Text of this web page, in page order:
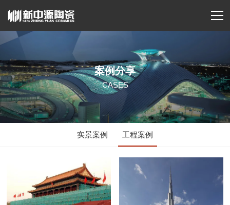
案例分享
CASES
实景案例 工程案例